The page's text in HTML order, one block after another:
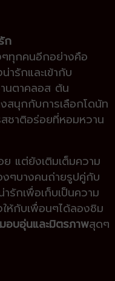
ก
ๆทุกคนอีกอย่างคือ
รักและเข้ากับ
านตาคลอส ต้น
สนุกกับการเลือกโดนัท
ชาติอร่อยที่หอมหวาน
แต่ยังเติมเต็มความ
ๆบางคนถ่ายรูปคู่กับ
รักเพื่อเก็บเป็นความ
ห้กับเพื่อนๆได้ลองชิม
อบอุ่นและมิตรภาพสุดๆ